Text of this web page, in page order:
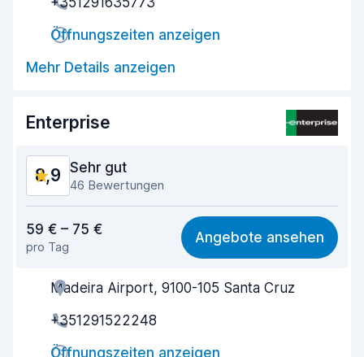
Schnelle Abgabe
Sauberkeit des Fahrzeugs
Öffnungszeiten anzeigen
Mehr Details anzeigen
Enterprise
8,9 Sehr gut
46 Bewertungen
8,4
Einfach zu finden 9,0
Agenten-Hilfsbereitschaft
Schnelle Abholung
59 € – 75 €
pro Tag
Angebote ansehen
Madeira Airport, 9100-105 Santa Cruz
+351291522248
Öffnungszeiten anzeigen